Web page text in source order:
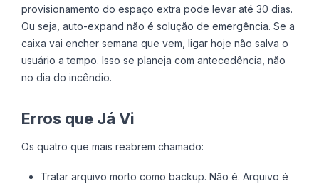
provisionamento do espaço extra pode levar até 30 dias.
Ou seja, auto-expand não é solução de emergência. Se a
caixa vai encher semana que vem, ligar hoje não salva o
usuário a tempo. Isso se planeja com antecedência, não
no dia do incêndio.
Erros que Já Vi
Os quatro que mais reabrem chamado:
Tratar arquivo morto como backup. Não é. Arquivo é